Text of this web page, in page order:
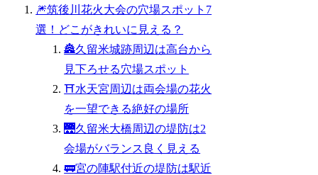
🎆筑後川花火大会の穴場スポット7
選！どこがきれいに見える？
🏯久留米城跡周辺は高台から
見下ろせる穴場スポット
⛩️水天宮周辺は両会場の花火
を一望できる絶好の場所
🌉久留米大橋周辺の堤防は2
会場がバランス良く見える
🚃宮の陣駅付近の堤防は駅近